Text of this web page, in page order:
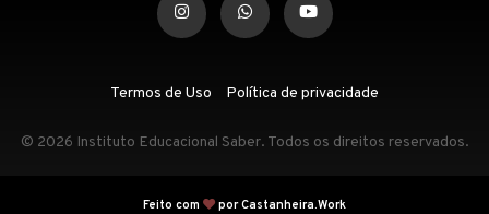
Termos de Uso Política de privacidade
© 2026 Instituto Educacional Saber. Todos os direitos reservados.
Feito com por Castanheira.Work